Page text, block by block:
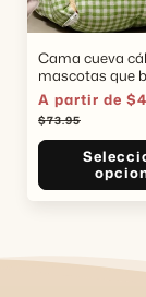
Cama cueva
mascotas que
refugio
Precio
de
oferta
A partir de
$73.95